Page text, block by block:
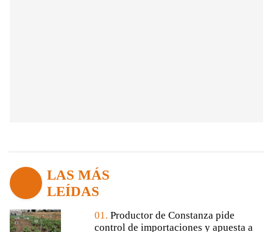
LAS MÁS
LEÍDAS
01. Productor de Constanza pide
control de importaciones y apuesta a